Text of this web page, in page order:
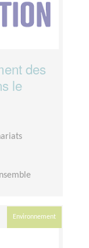
des
le
Environnement